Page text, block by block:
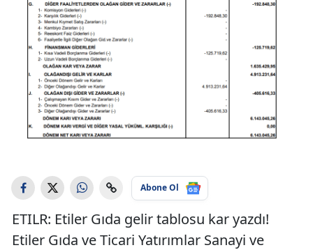
Abone Ol
ETILR: Etiler Gıda gelir tablosu kar yazdı!
Etiler Gıda ve Ticari Yatırımlar Sanayi ve